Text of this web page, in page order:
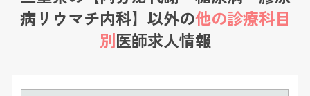
病リウマチ内科】以外の他の診療科目
別医師求人情報